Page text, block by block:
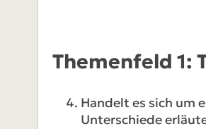
Themenfeld 1:
Handelt es sich um
Unterschiede